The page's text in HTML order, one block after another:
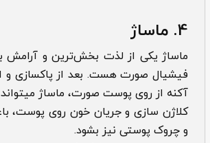
4. ماساژ
ماساژ یکی از لذت بخش‌ترین و آرامش
فیشیال صورت هست. بعد از پاکسازی
آکنه از روی پوست صورت، ماساژ میتواند
کلاژن سازی و جریان خون روی
و چروک پوستی نیز بشود.